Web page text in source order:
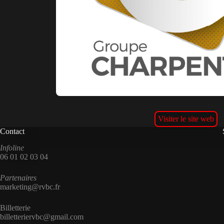
Visiter le site web
Contact
Infoline
06 01 02 03 04
Partenaires
marketing@rvbc.fr
Billetterie
billetteriervbc@gmail.com